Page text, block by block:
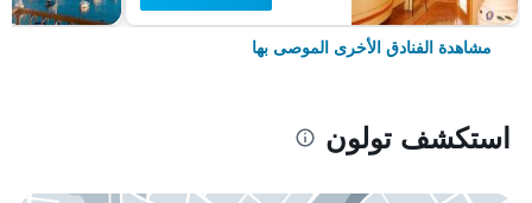
مشاهدة الفنادق الأخرى الموصى بها
استكشف تولون